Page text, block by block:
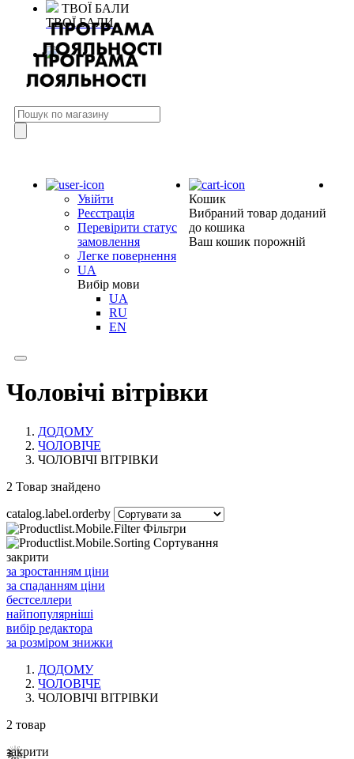
ТВОЇ БАЛИ
ТВОЇ БАЛИ
Увійти
Реєстрація
Перевірити статус
замовлення
Легке повернення
UA
Вибір мови
UA
RU
EN
Кошик
Вибраний товар доданий
до кошика
Ваш кошик порожній
Чоловічі вітрівки
ДОДОМУ
ЧОЛОВІЧЕ
ЧОЛОВІЧІ ВІТРІВКИ
2 Товар знайдено
catalog.label.orderby
Фільтри
Сортування
закрити
за зростанням ціни
за спаданням ціни
бестселлери
найпопулярніші
вибір редактора
за розміром знижки
ДОДОМУ
ЧОЛОВІЧЕ
ЧОЛОВІЧІ ВІТРІВКИ
2 товар
закрити